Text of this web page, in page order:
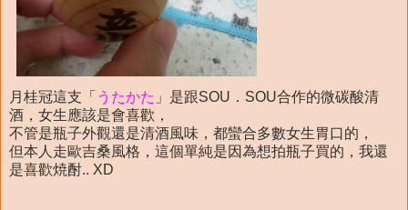
月桂冠這支「 うたかた 」是跟SOU．SOU合作的微碳酸清
酒，女生應該是會喜歡，
不管是瓶子外觀還是清酒風味，都蠻合多數女生胃口的，
但本人走歐吉桑風格，這個單純是因為想拍瓶子買的，我還
是喜歡焼酎.. XD